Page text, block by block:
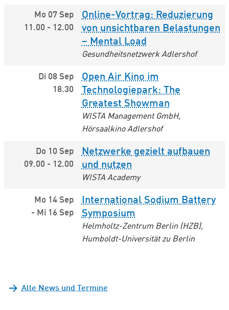
Mo 07 Sep
11.00 - 12.00
Online-Vortrag: Reduzierung
von unsichtbaren Belastungen
– Mental Load
Gesundheitsnetzwerk Adlershof
Di 08 Sep
18.30
Open Air Kino im
Technologiepark: The
Greatest Showman
WISTA Management GmbH,
Hörsaalkino Adlershof
Do 10 Sep
09.00 - 12.00
Netzwerke gezielt aufbauen
und nutzen
WISTA Academy
Mo 14 Sep
- Mi 16 Sep
International Sodium Battery
Symposium
Helmholtz-Zentrum Berlin (HZB),
Humboldt-Universität zu Berlin
Alle News und Termine